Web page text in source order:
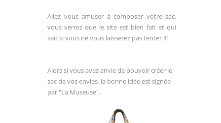
Allez vous amuser à composer votre sac,
vous verrez que le site est bien fait et qui
sait si vous ne vous laisserez pas tenter !!!
Alors si vous avez envie de pouvoir créer le
sac de vos envies, la bonne idée est signée
par "La Museuse".